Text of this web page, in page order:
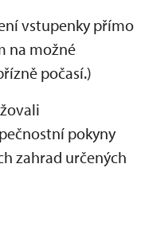
vstupenky přímo
na možné
počasí.)
pokyny
zahrad určených